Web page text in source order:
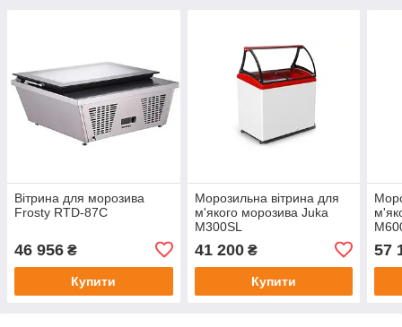
Вітрина для морозива
Frosty RTD-87C
46 956 ₴
Купити
Морозильна вітрина для
м'якого морозива Juka
M300SL
41 200₴
Купити
57